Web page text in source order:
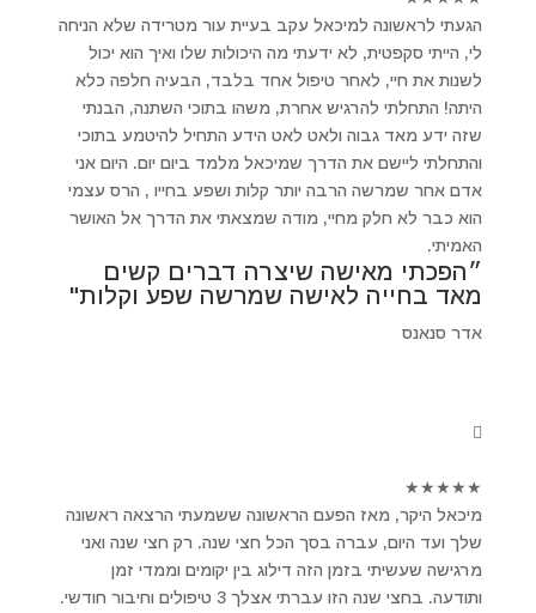
הגעתי לראשונה למיכאל עקב בעיית עור מטרידה שלא הניחה
לי, הייתי סקפטית, לא ידעתי מה היכולות שלו ואיך הוא יכול
לשנות את חיי, לאחר טיפול אחד בלבד, הבעיה חלפה כלא
היתה! התחלתי להרגיש אחרת, משהו בתוכי השתנה, הבנתי
שזה ידע מאד גבוה ולאט לאט הידע התחיל להיטמע בתוכי
והתחלתי ליישם את הדרך שמיכאל מלמד ביום יום. היום אני
אדם אחר שמרשה הרבה יותר קלות ושפע בחייו , הרס עצמי
הוא כבר לא חלק מחיי, מודה שמצאתי את הדרך אל האושר
האמיתי.
״הפכתי מאישה שיצרה דברים קשים
מאד בחייה לאישה שמרשה שפע וקלות"
אדר סנאנס
★
★
★
★
★
מיכאל היקר, מאז הפעם הראשונה ששמעתי הרצאה ראשונה
שלך ועד היום, עברה בסך הכל חצי שנה. רק חצי שנה ואני
מרגישה שעשיתי בזמן הזה דילוג בין יקומים וממדי זמן
ותודעה. בחצי שנה הזו עברתי אצלך 3 טיפולים וחיבור חודשי.